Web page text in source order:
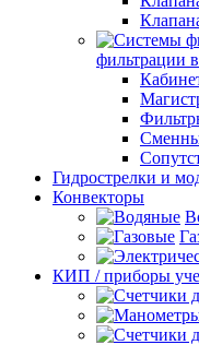
фильтрации
Гидрострелки и
Конвекторы
КИП / приборы